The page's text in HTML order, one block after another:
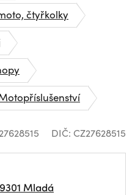
čtyřkolky
DIČ: CZ27628515
Mladá